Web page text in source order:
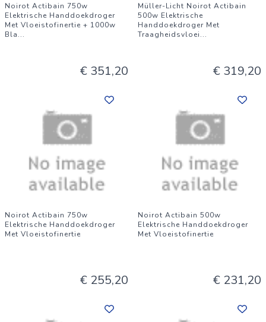
Noirot Actibain 750w
Elektrische Handdoekdroger
Met Vloeistofinertie + 1000w
Bla...
€ 351,20
Müller-Licht Noirot Actibain
500w Elektrische
Handdoekdroger Met
Traagheidsvloei...
€ 319,20
Noirot Actibain 750w
Elektrische Handdoekdroger
Met Vloeistofinertie
€ 255,20
Noirot Actibain 500w
Elektrische Handdoekdroger
Met Vloeistofinertie
€ 231,20